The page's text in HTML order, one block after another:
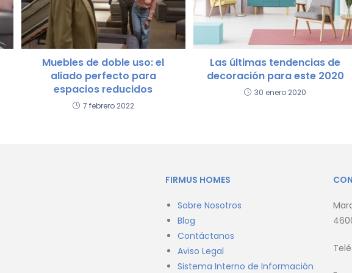
Muebles de doble uso: el
aliado perfecto para
espacios reducidos
7 febrero 2022
Las últimas tendencias de
decoración para este 2020
30 enero 2020
FIRMUS HOMES
Sobre Nosotros
Blog
Contáctanos
Aviso Legal
Sistema Interno de Información